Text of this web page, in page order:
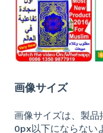
画像サイズ
画像サイズは、製
0px以下にならない